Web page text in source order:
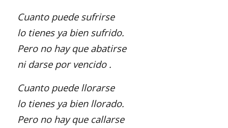
Cuanto puede sufrirse
lo tienes ya bien sufrido.
Pero no hay que abatirse
ni darse por vencido .
Cuanto puede llorarse
lo tienes ya bien llorado.
Pero no hay que callarse